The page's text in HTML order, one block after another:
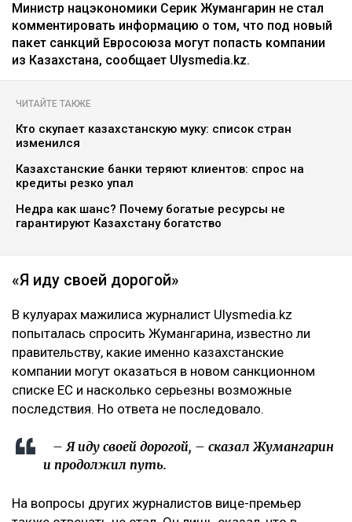
Министр нацэкономики Серик Жумангарин не стал
комментировать информацию о том, что под новый
пакет санкций Евросоюза могут попасть компании
из Казахстана, сообщает Ulysmedia.kz.
ЧИТАЙТЕ ТАКЖЕ
Кто скупает казахстанскую муку: список стран
изменился
Казахстанские банки теряют клиентов: спрос на
кредиты резко упал
Недра как шанс? Почему богатые ресурсы не
гарантируют Казахстану богатство
«Я иду своей дорогой»
В кулуарах мажилиса журналист Ulysmedia.kz
попыталась спросить Жумангарина, известно ли
правительству, какие именно казахстанские
компании могут оказаться в новом санкционном
списке ЕС и насколько серьезны возможные
последствия. Но ответа не последовало.
– Я иду своей дорогой, – сказал Жумангарин
и продолжил путь.
На вопросы других журналистов вице-премьер